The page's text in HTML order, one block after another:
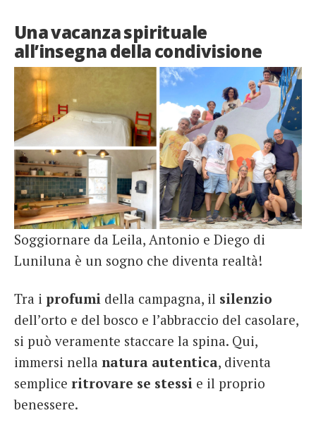
Una vacanza spirituale
all’insegna della condivisione
Soggiornare da Leila, Antonio e Diego di
Luniluna è un sogno che diventa realtà!
Tra i profumi della campagna, il silenzio
dell’orto e del bosco e l’abbraccio del casolare,
si può veramente staccare la spina. Qui,
immersi nella natura autentica, diventa
semplice ritrovare se stessi e il proprio
benessere.